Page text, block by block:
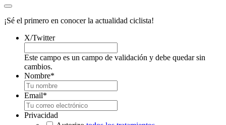
¡Sé el primero en conocer la actualidad ciclista!
X/Twitter
Este campo es un campo de validación y debe quedar sin
cambios.
Nombre*
Email*
Privacidad